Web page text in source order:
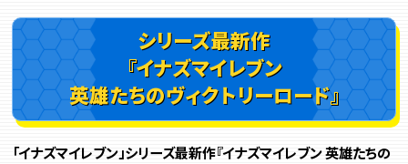
シリーズ最新作
『イナズマイレブン
英雄たちのヴィクトリーロード』
「イナズマイレブン」シリーズ最新作『イナズマイレブン 英雄たちの